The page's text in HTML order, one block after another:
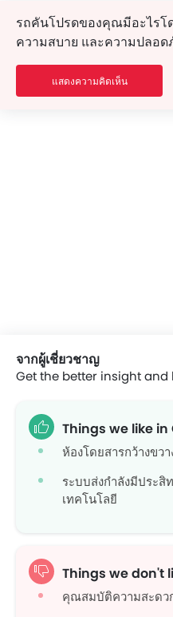
รถคันโปรดของคุณมีอะไรโ
ความสบาย และความปลอด
แสดงความคิดเห็น
จากผู้เชี่ยวชาญ
Get the better insight
Things we like in
ห้องโดยสารกว้างขว
ระบบส่งกำลังมีประ
เทคโนโลยี
Things we don't
คุณสมบัติความสะดว